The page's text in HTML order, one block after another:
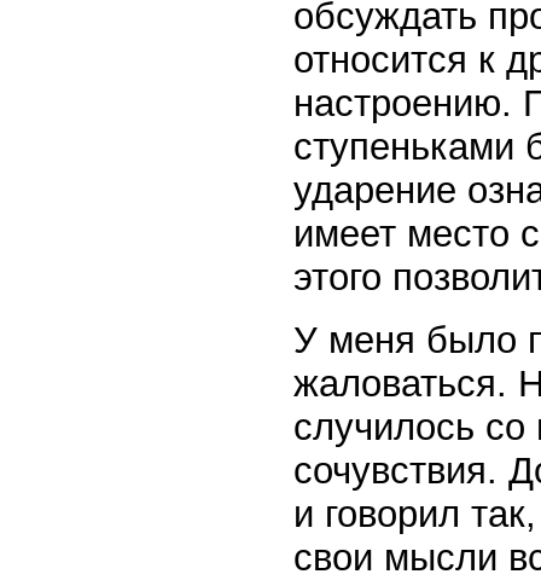
обсуждать
относится к
настроению.
ступеньками
ударение
имеет место
этого
У меня было
жаловаться.
случилось
сочувствия.
и говорил
свои мысли